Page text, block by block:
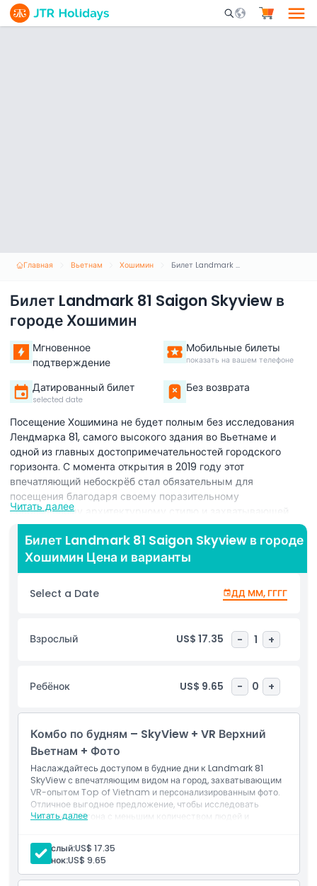
Mobile Search
Главная Вьетнам Хошимин Билет Landmark 81 Saigon Skyview в городе Хошимин
Билет Landmark 81 Saigon Skyview в
городе Хошимин
Мгновенное
подтверждение
Мобильные билеты
показать на вашем телефоне
Датированный билет
selected date
Без возврата
Посещение Хошимина не будет полным без исследования
Лендмарка 81, самого высокого здания во Вьетнаме и
одной из главных достопримечательностей городского
горизонта. С момента открытия в 2019 году этот
впечатляющий небоскрёб стал обязательным для
посещения благодаря своему поразительному
современному архитектурному стилю и захватывающей
высоте. Высота Лендмарка 81 составляет 461,3 метра (1 513
футов), что позволяет насладиться одним из самых
впечатляющих видов в Юго-Восточной Азии. Обзорная
площадка SkyView, расположенная на этажах с 79 по 81,
предоставляет посетителям незабываемую панорамную
перспективу Хошимина. С такой высоты вы можете
районов и яркого городского ландшафта. Это идеальное
место для создания потрясающих фотографий, что делает
фотографии и туристов, желающих насладиться лучшими
видами на городской горизонт. Независимо от того,
Лендмарк 81 дарит невероятные впечатления, которые вы
не захотите пропустить. Сочетая впечатляющий дизайн,
захватывающую высоту и знаковые виды, это главная
достопримечательность для каждого, кто исследует
Хошимин.
Включено
Читать далее
Билет Landmark 81 Saigon Skyview в городе
Хошимин Цена и варианты
Select a Date ДД ММ, ГГГГ
Взрослый US$ 17.35 - 1 +
Ребёнок US$ 9.65 - 0 +
Комбо по будням – SkyView + VR Верхний
Вьетнам + Фото
Наслаждайтесь доступом в будние дни к Landmark 81
SkyView с впечатляющим видом на город, захватывающим
VR-опытом Top of Vietnam и персонализированным фото.
Отличное выгодное предложение, чтобы исследовать
горизонт Сайгона с меньшим количеством людей и
Читать далее
Включено
1 билет Саигон Скайвью (этажи 79-81)
Входной билет на игру виртуальной реальности и
технологическое фото
Взрослый:US$ 17.35
Ребёнок:US$ 9.65